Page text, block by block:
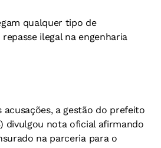
qualquer tipo de
ilegal na engenharia
acusações, a gestão do prefeito
divulgou nota oficial afirmando
na parceria para o